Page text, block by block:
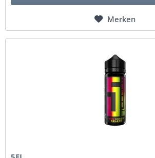
Merken